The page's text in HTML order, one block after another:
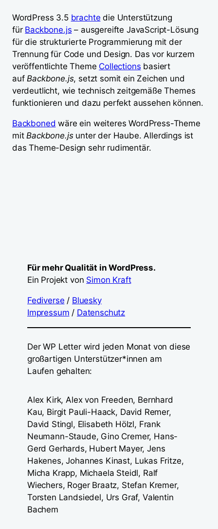
WordPress 3.5 brachte die Unterstützung
für Backbone.js – ausgereifte JavaScript-Lösung
für die strukturierte Programmierung mit der
Trennung für Code und Design. Das vor kurzem
veröffentlichte Theme Collections basiert
aufBackbone.js, setzt somit ein Zeichen und
verdeutlicht, wie technisch zeitgemäße Themes
funktionieren und dazu perfekt aussehen können.
Backboned wäre ein weiteres WordPress-Theme
mitBackbone.jsunter der Haube. Allerdings ist
das Theme-Design sehr rudimentär.
Für mehr Qualität in WordPress.
Ein Projekt von Simon Kraft
Fediverse / Bluesky
Impressum / Datenschutz
Der WP Letter wird jeden Monat von diese
großartigen Unterstützer*innen am
Laufen gehalten:
Alex Kirk, Alex von Freeden, Bernhard
Kau, Birgit Pauli-Haack, David Remer,
David Stingl, Elisabeth Hölzl, Frank
Neumann-Staude, Gino Cremer, Hans-
Gerd Gerhards, Hubert Mayer, Jens
Hakenes, Johannes Kinast, Lukas Fritze,
Micha Krapp, Michaela Steidl, Ralf
Wiechers, Roger Braatz, Stefan Kremer,
Torsten Landsiedel, Urs Graf, Valentin
Bachem